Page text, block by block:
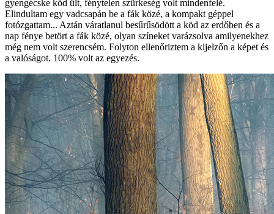
gyengécske köd ült, fénytelen szürkeség volt mindenfelé.
Elindultam egy vadcsapán be a fák közé, a kompakt géppel
fotózgattam... Aztán váratlanul besűrűsödött a köd az erdőben és a
nap fénye betört a fák közé, olyan színeket varázsolva amilyenekhez
még nem volt szerencsém. Folyton ellenőriztem a kijelzőn a képet és
a valóságot. 100% volt az egyezés.